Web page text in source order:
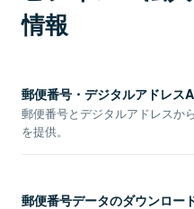
情報
郵便番号・デジタルアドレス
郵便番号とデジタルアドレスか
を提供。
郵便番号データのダウンロー